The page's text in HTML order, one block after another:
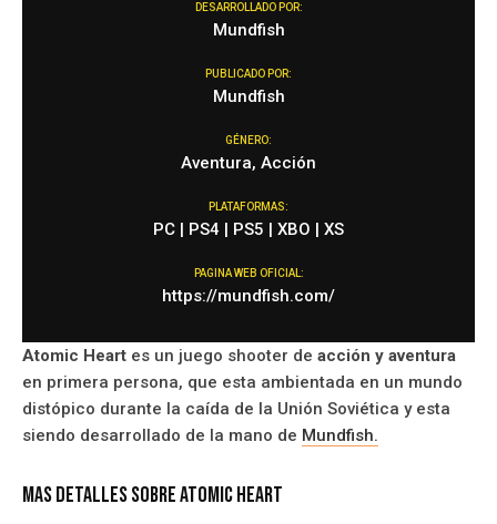
DESARROLLADO POR:
Mundfish
PUBLICADO POR:
Mundfish
GÉNERO:
Aventura, Acción
PLATAFORMAS:
PC | PS4 | PS5 | XBO | XS
PAGINA WEB OFICIAL:
https://mundfish.com/
Atomic Heart es un juego shooter de acción y aventura
en primera persona, que esta ambientada en un mundo
distópico durante la caída de la Unión Soviética y esta
siendo desarrollado de la mano de Mundfish.
Mas Detalles Sobre Atomic Heart